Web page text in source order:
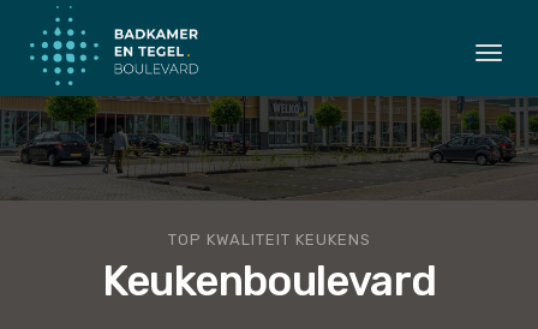
TOP KWALITEIT KEUKENS
Keukenboulevard